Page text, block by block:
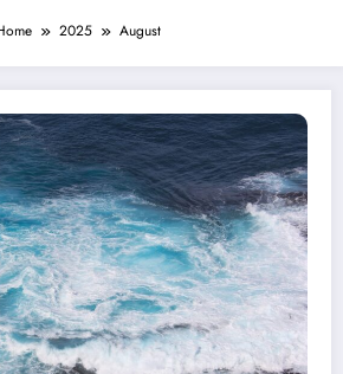
2025 August